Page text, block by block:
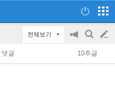
전체보기
공
지
on/off
검
색
글
쓰
댓글 10추글